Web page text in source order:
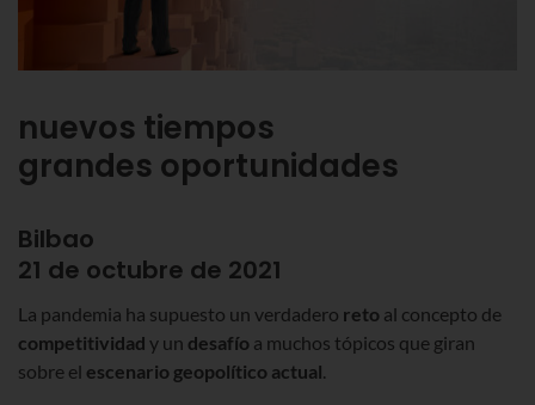
nuevos tiempos
grandes oportunidades
Bilbao
21 de octubre de 2021
La pandemia ha supuesto un verdadero reto al concepto de
competitividad y un desafío a muchos tópicos que giran
sobre el escenario geopolítico actual.